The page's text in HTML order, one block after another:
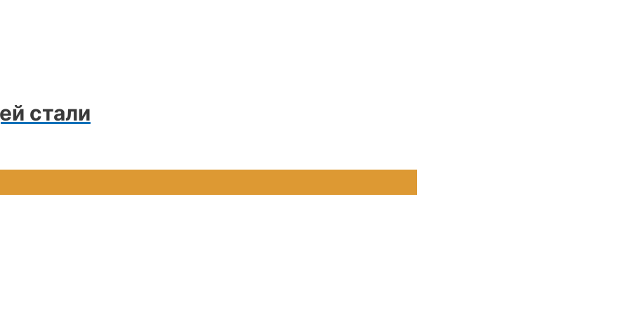
стали